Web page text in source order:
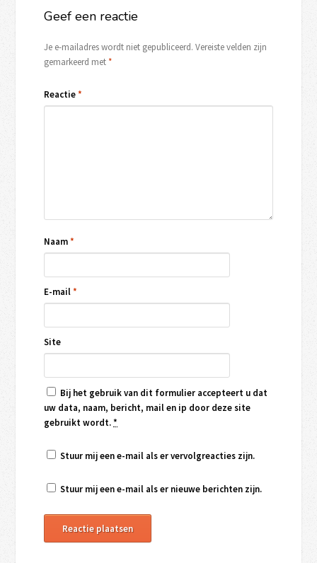
Geef een reactie
Je e-mailadres wordt niet gepubliceerd. Vereiste velden zijn
gemarkeerd met*
Reactie*
Naam*
E-mail*
Site
Bij het gebruik van dit formulier accepteert u dat
uw data, naam, bericht, mail en ip door deze site
gebruikt wordt.*
Stuur mij een e-mail als er vervolgreacties zijn.
Stuur mij een e-mail als er nieuwe berichten zijn.